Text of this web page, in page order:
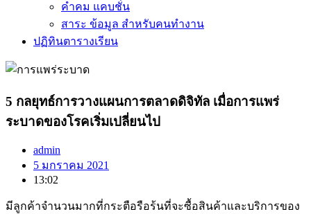
คำคม แคบชั่น
สาระ ข้อมูล สำหรับคนทำงาน
ปฏิทินตารางเรียน
5 กลยุทธ์การวางแผนการตลาดดิจิทัล เมื่อการแพร่
ระบาดของโรคเริ่มเปลี่ยนไป
admin
5 มกราคม 2021
13:02
มีลูกค้าจำนวนมากที่กระตือรือร้นที่จะซื้อสินค้าและบริการของ